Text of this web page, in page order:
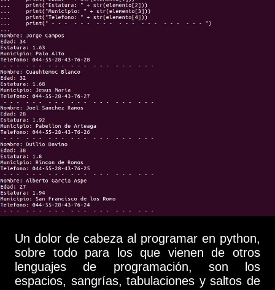
Un dolor de cabeza al programar en python,
sobre todo para los que vienen de otros
lenguajes de programación, son los
espacios, sangrías, tabulaciones y saltos de